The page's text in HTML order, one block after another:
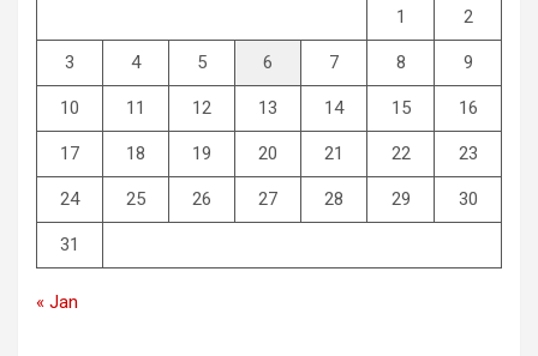
1 2
3 4 5 6 7 8 9
10 11 12 13 14 15 16
17 18 19 20 21 22 23
24 25 26 27 28 29 30
31
« Jan